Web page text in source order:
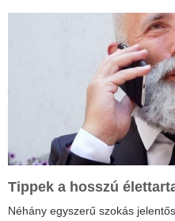
Tippek a hosszú
Néhány egyszerű szokás